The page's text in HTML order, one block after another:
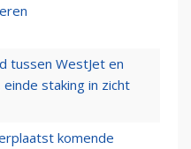
tussen WestJet en
staking in zicht
komende